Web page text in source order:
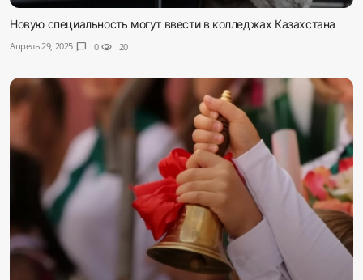
Новую специальность могут ввести в колледжах Казахстана
Апрель 29, 2025 chat_bubble 0 visibility 20